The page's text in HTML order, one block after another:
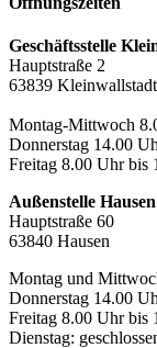
Geschäftsstelle
Hauptstraße 2
63839 Kleinwallstadt
Montag-Mittwoch
Donnerstag 14.00
Freitag 8.00 Uhr bis
Außenstelle Hausen
Hauptstraße 60
63840 Hausen
Montag und
Donnerstag 14.00
Freitag 8.00 Uhr bis
Dienstag: